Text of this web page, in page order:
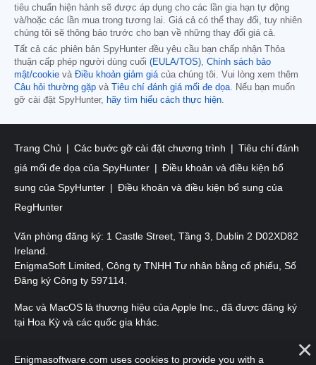
tiêu chuẩn hiện hành sẽ được áp dụng cho các lần gia hạn tự động
và/hoặc các lần mua trong tương lai. Giá cả có thể thay đổi, tuy nhiên
chúng tôi sẽ thông báo trước cho bạn về những thay đổi giá cả.
Tất cả các phiên bản SpyHunter đều yêu cầu bạn chấp nhận Thỏa
thuận cấp phép người dùng cuối (EULA/TOS), Chính sách bảo
mật/cookie và Điều khoản giảm giácủa chúng tôi. Vui lòng xem thêm
Câu hỏi thường gặp và Tiêu chí đánh giá mối đe dọa. Nếu bạn muốn
gỡ cài đặt SpyHunter, hãy tìm hiểu cách thực hiện.
Trang Chủ Các bước gỡ cài đặt chương trình
Tiêu chí đánh
giá mối đe dọa của SpyHunter
Điều khoản và điều kiện bổ
sung của SpyHunter
Điều khoản và điều kiện bổ sung của
RegHunter
Văn phòng đăng ký: 1 Castle Street, Tầng 3, Dublin 2 D02XD82
Ireland.
EnigmaSoft Limited, Công ty TNHH Tư nhân bằng cổ phiếu, Số
Đăng ký Công ty 597114.
Mac và MacOS là thương hiệu của Apple Inc., đã được đăng ký
tại Hoa Kỳ và các quốc gia khác.
Enigmasoftware.com uses cookies to provide you with a